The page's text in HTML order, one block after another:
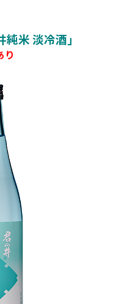
米 淡冷酒」
り